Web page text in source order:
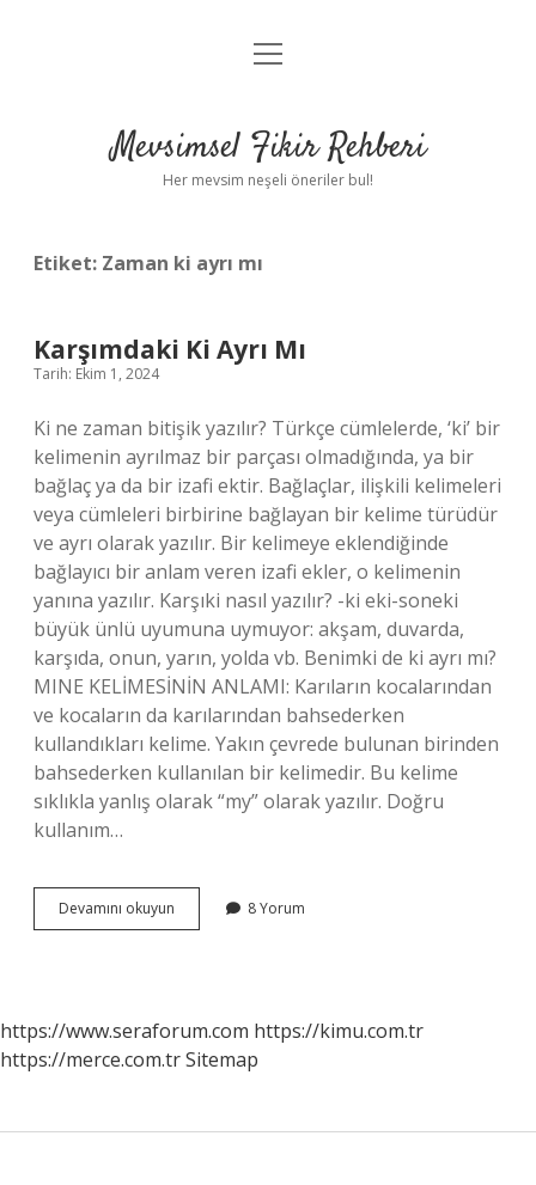
Anasayfa
Yasal Uyarı
menüyü
Mevsimsel Fikir Rehberi
Her mevsim neşeli öneriler bul!
Etiket: Zaman ki ayrı mı
Karşımdaki Ki Ayrı Mı
Tarih: Ekim 1, 2024
Ki ne zaman bitişik yazılır? Türkçe cümlelerde, ‘ki’ bir
kelimenin ayrılmaz bir parçası olmadığında, ya bir
bağlaç ya da bir izafi ektir. Bağlaçlar, ilişkili kelimeleri
veya cümleleri birbirine bağlayan bir kelime türüdür
ve ayrı olarak yazılır. Bir kelimeye eklendiğinde
bağlayıcı bir anlam veren izafi ekler, o kelimenin
yanına yazılır. Karşıki nasıl yazılır? -ki eki-soneki
büyük ünlü uyumuna uymuyor: akşam, duvarda,
karşıda, onun, yarın, yolda vb. Benimki de ki ayrı mı?
MINE KELİMESİNİN ANLAMI: Karıların kocalarından
ve kocaların da karılarından bahsederken
kullandıkları kelime. Yakın çevrede bulunan birinden
bahsederken kullanılan bir kelimedir. Bu kelime
sıklıkla yanlış olarak “my” olarak yazılır. Doğru
kullanım…
Devamını okuyun Karşımdaki
Ki
8 Yorum
https://www.seraforum.com https://kimu.com.tr
https://merce.com.trSitemap